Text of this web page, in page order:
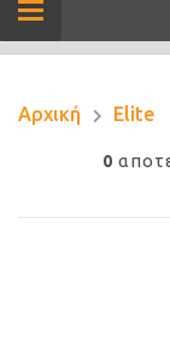
Αρχική Elite
0